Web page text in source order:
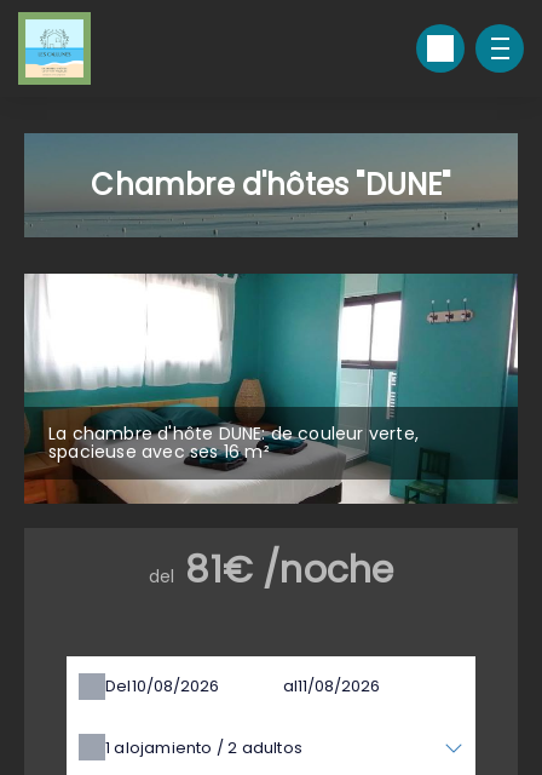
Chambre d'hôtes "DUNE"
La chambre d'hôte DUNE: de couleur verte,
spacieuse avec ses 16 m²
del 81€ /noche
Del al
1alojamiento /2 adultos